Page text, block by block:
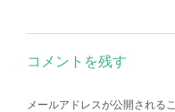
コメントを残す
メールアドレスが公開される